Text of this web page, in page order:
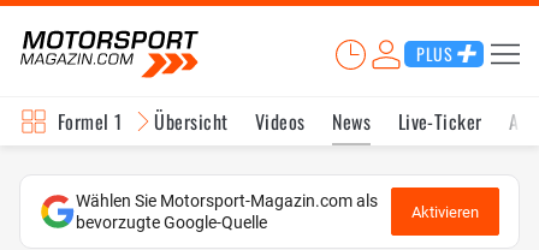
PLUS
Formel 1 Übersicht Videos News Live-Ticker
Wählen Sie Motorsport-Magazin.com als
bevorzugte Google-Quelle
Aktivieren